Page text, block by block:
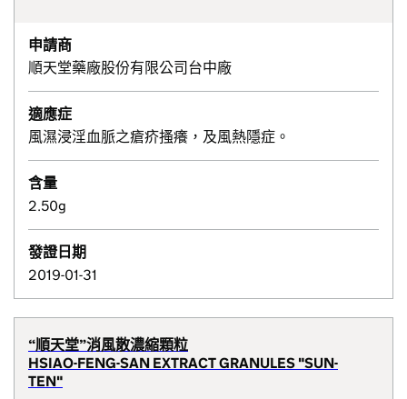
申請商
順天堂藥廠股份有限公司台中廠
適應症
風濕浸淫血脈之瘡疥搔癢，及風熱隱症。
含量
2.50g
發證日期
2019-01-31
“順天堂”消風散濃縮顆粒
HSIAO-FENG-SAN EXTRACT GRANULES "SUN-
TEN"